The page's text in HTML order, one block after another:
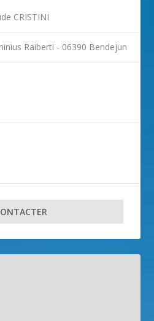
( 2 )
( 3 )
( 4 )
CRISTINI
Raiberti - 06390 Bendejun